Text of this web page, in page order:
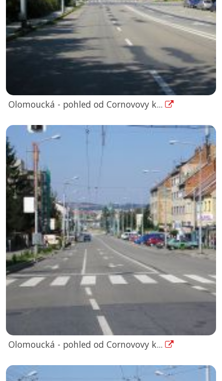
Olomoucká - pohled od Cornovovy k...
Olomoucká - pohled od Cornovovy k...